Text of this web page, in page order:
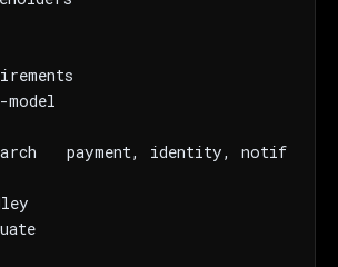
payment, identity, notif